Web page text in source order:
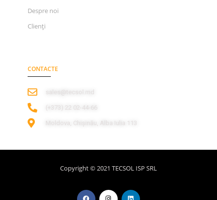
Despre noi
Clienți
CONTACTE
sales@tecsol.md
‎(+373) 22 02-44-66
Moldova, Chișinău, Alba Iulia 113
Copyright © 2021 TECSOL ISP SRL